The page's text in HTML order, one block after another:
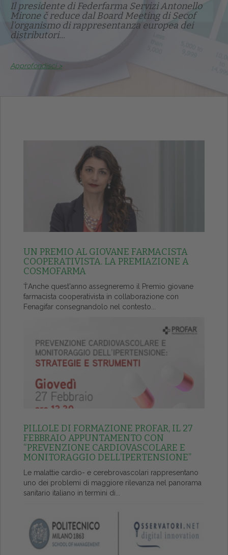
Il presidente di Federfarma Servizi Antonello
Mirone č reduce dal Board Meeting di Secof
l'organismo di rappresentanza europea dei
distributori...
Approfondisci >
UN PREMIO AL GIOVANE FARMACISTA
COOPERATIVISTA. LA PREMIAZIONE A
COSMOFARMA
ŤAnche quest'anno assegneremo il Premio giovane
farmacista cooperativista in collaborazione con
Fenagifar consegnandolo nel contesto...
PILLOLE DI FORMAZIONE PROFAR, IL 27
FEBBRAIO APPUNTAMENTO CON
“PREVENZIONE CARDIOVASCOLARE E
MONITORAGGIO DELL’IPERTENSIONE”
Le malattie cardio- e cerebrovascolari rappresentano
uno dei problemi di maggiore rilevanza nel panorama
sanitario italiano in termini di...